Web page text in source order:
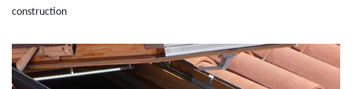
construction